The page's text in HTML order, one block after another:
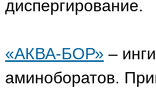
диспергирование.
«АКВА-БОР» –
аминоборатов.